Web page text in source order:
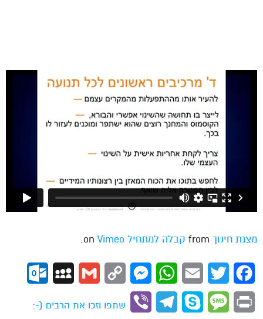
מצגת חינוך קבלה למתחיל Vimeo
.
Facebook
Twitter
Email
WhatsApp
Messenger
Copy
Gmail
MySpace
Print
Message
Skype
Telegram
Viber
שתפו וזכו את הרבים (-: